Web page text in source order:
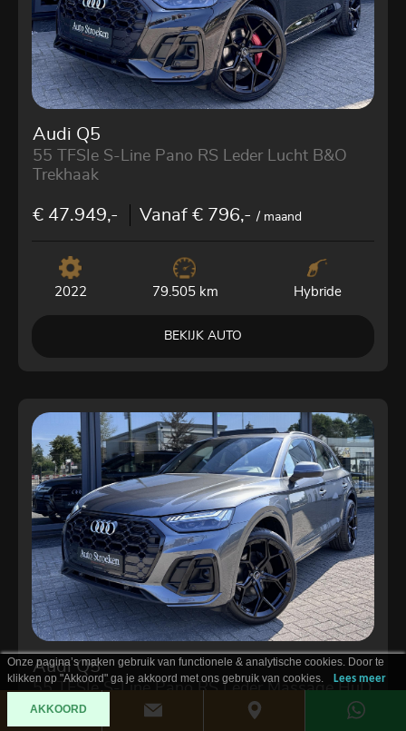
Audi Q5
55 TFSIe S-Line Pano RS Leder Lucht B&O
Trekhaak
€ 47.949,- Vanaf € 796,-/ maand
2022 79.505 km Hybride
BEKIJK AUTO
Audi Q5
55 TFSIe S-Line Pano RS Leder Massage HuD
Matrix
Onze pagina’s maken gebruik van functionele & analytische cookies. Door te
klikken op "Akkoord" ga je akkoord met ons gebruik van cookies.
Lees meer
AKKOORD